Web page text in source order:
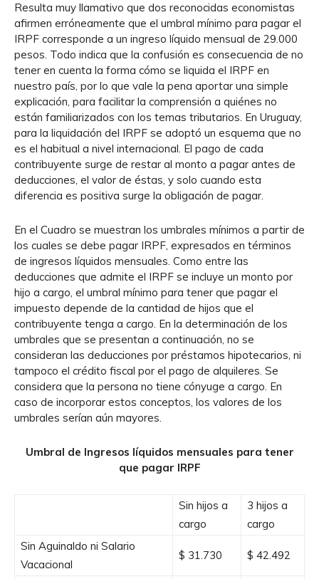
Resulta muy llamativo que dos reconocidas economistas
afirmen erróneamente que el umbral mínimo para pagar el
IRPF corresponde a un ingreso líquido mensual de 29.000
pesos. Todo indica que la confusión es consecuencia de no
tener en cuenta la forma cómo se liquida el IRPF en
nuestro país, por lo que vale la pena aportar una simple
explicación, para facilitar la comprensión a quiénes no
están familiarizados con los temas tributarios. En Uruguay,
para la liquidación del IRPF se adoptó un esquema que no
es el habitual a nivel internacional. El pago de cada
contribuyente surge de restar al monto a pagar antes de
deducciones, el valor de éstas, y solo cuando esta
diferencia es positiva surge la obligación de pagar.
En el Cuadro se muestran los umbrales mínimos a partir de
los cuales se debe pagar IRPF, expresados en términos
de ingresos líquidos mensuales. Como entre las
deducciones que admite el IRPF se incluye un monto por
hijo a cargo, el umbral mínimo para tener que pagar el
impuesto depende de la cantidad de hijos que el
contribuyente tenga a cargo. En la determinación de los
umbrales que se presentan a continuación, no se
consideran las deducciones por préstamos hipotecarios, ni
tampoco el crédito fiscal por el pago de alquileres. Se
considera que la persona no tiene cónyuge a cargo. En
caso de incorporar estos conceptos, los valores de los
umbrales serían aún mayores.
Umbral de Ingresos líquidos mensuales para tener
que pagar IRPF
Sin hijos a
cargo
3 hijos a
cargo
Sin Aguinaldo ni Salario
Vacacional
$ 31.730 $ 42.492